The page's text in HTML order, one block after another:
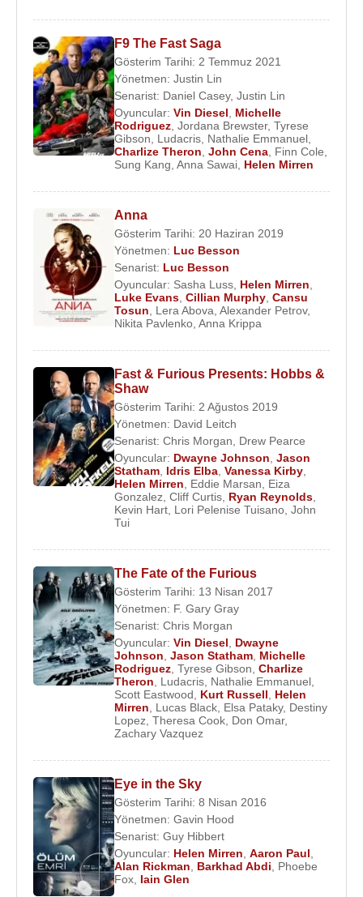
F9 The Fast Saga
Gösterim Tarihi: 2 Temmuz 2021
Yönetmen: Justin Lin
Senarist: Daniel Casey, Justin Lin
Oyuncular: Vin Diesel
Michelle
Rodriguez Jordana Brewster, Tyrese
Gibson
Ludacris Nathalie Emmanuel
Charlize Theron John Cena Finn Cole
Sung Kang Anna Sawai Helen Mirren
Anna
Gösterim Tarihi: 20 Haziran 2019
Yönetmen: Luc Besson
Senarist: Luc Besson
Oyuncular: Sasha Luss Helen Mirren
Luke Evans Cillian Murphy Cansu
Tosun
Lera Abova Alexander Petrov,
Nikita Pavlenko Anna Krippa
Fast & Furious Presents: Hobbs &
Shaw
Gösterim Tarihi: 2 Ağustos 2019
Yönetmen: David Leitch
Senarist: Chris Morgan
Drew Pearce
Oyuncular: Dwayne Johnson Jason
Statham Idris Elba Vanessa Kirby
Helen Mirren
Eddie Marsan
Eiza
Gonzalez Cliff Curtis Ryan Reynolds
Kevin Hart Lori Pelenise Tuisano John
Tui
The Fate of the Furious
Gösterim Tarihi: 13 Nisan 2017
Yönetmen: F. Gary Gray
Senarist: Chris Morgan
Oyuncular: Vin Diesel
Dwayne
Johnson Jason Statham Michelle
Rodriguez Tyrese Gibson Charlize
Theron
Ludacris Nathalie Emmanuel
Scott Eastwood
Kurt Russell
Helen
Mirren
Lucas Black Elsa Pataky, Destiny
Lopez Theresa Cook Don Omar,
Zachary Vazquez
Eye in the Sky
Gösterim Tarihi: 8 Nisan 2016
Yönetmen: Gavin Hood
Senarist: Guy Hibbert
Oyuncular: Helen Mirren Aaron Paul
Alan Rickman
Barkhad Abdi
Phoebe
Fox Iain Glen